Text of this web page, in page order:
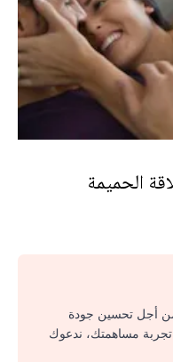
الحميمة
من أجل تحسين جودة
تجربة مساهمتك، ندعوك